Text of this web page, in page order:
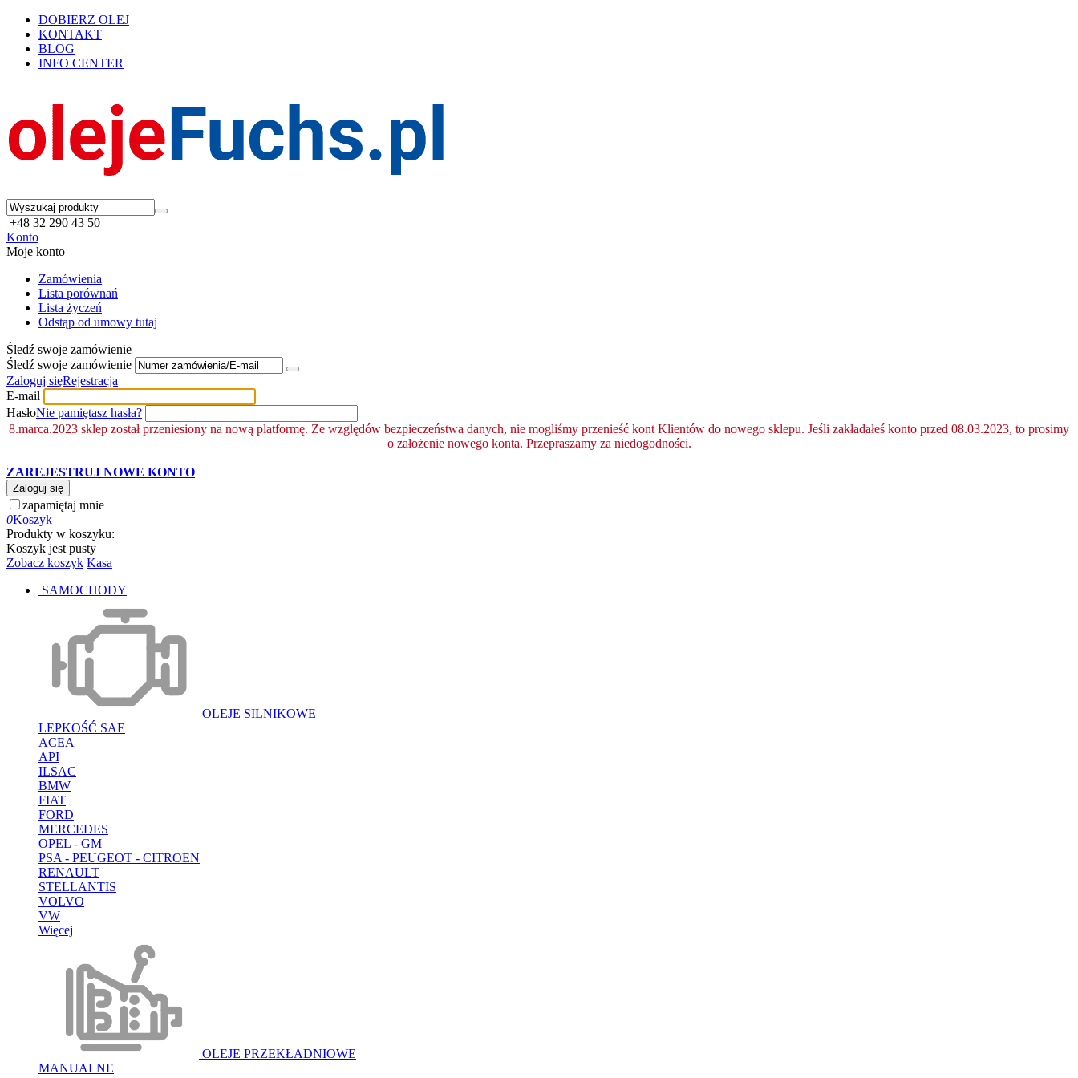
DOBIERZ OLEJ
KONTAKT
BLOG
INFO CENTER
+48 32 290 43 50
Konto
Moje konto
Zamówienia
Lista porównań
Lista życzeń
Odstąp od umowy tutaj
Śledź swoje zamówienie
Śledź swoje zamówienie
Zaloguj sięRejestracja
E-mail
HasłoNie pamiętasz hasła?
8.marca.2023 sklep został przeniesiony na nową platformę. Ze względów bezpieczeństwa danych, nie mogliśmy przenieść kont Klientów do nowego sklepu. Jeśli zakładałeś konto przed 08.03.2023, to prosimy
o założenie nowego konta. Przepraszamy za niedogodności.
ZAREJESTRUJ NOWE KONTO
Zaloguj się
zapamiętaj mnie
0Koszyk
Produkty w koszyku:
Koszyk jest pusty
Zobacz koszyk Kasa
SAMOCHODY
OLEJE SILNIKOWE
LEPKOŚĆ SAE
ACEA
API
ILSAC
BMW
FIAT
FORD
MERCEDES
OPEL - GM
PSA - PEUGEOT - CITROEN
RENAULT
STELLANTIS
VOLVO
VW
Więcej
OLEJE PRZEKŁADNIOWE
MANUALNE